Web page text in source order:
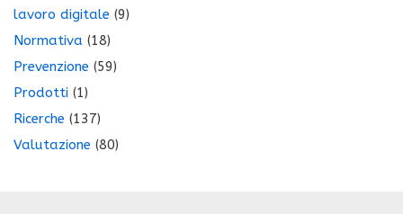
lavoro digitale (9)
Normativa (18)
Prevenzione (59)
Prodotti (1)
Ricerche (137)
Valutazione (80)